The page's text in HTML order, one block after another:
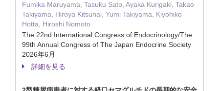
Fumika Maruyama, Tasuku Sato, Ayaka Kurigaki, Takao
Takiyama, Hiroya Kitsunai, Yumi Takiyama, Kiyohiko
Hotta, Hiroshi Nomoto
The 22nd International Congress of Endocrinology/The
99th Annual Congress of The Japan Endocrine Society
2026年6月
詳細を見る